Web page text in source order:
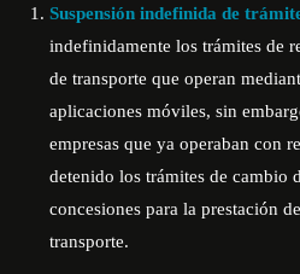
Suspensión indefinida de
indefinidamente los trámites de
de transporte que operan
aplicaciones móviles, sin
empresas que ya operaban con
detenido los trámites de cambio
concesiones para la prestación
transporte.